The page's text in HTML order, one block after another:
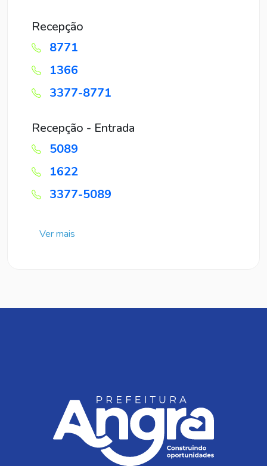
Recepção
8771
1366
3377-8771
Recepção - Entrada
5089
1622
3377-5089
Ver mais